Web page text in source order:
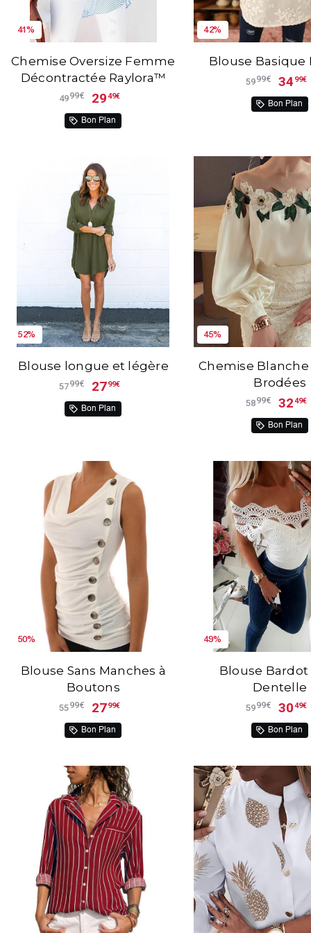
41%
Chemise Oversize Femme
Décontractée Raylora™
4999€ 2949€
Bon Plan
42%
Blouse Basique
5999€ 34 99€
Bon Plan
52%
Blouse longue et légère
5799€ 2799€
Bon Plan
45%
Chemise Blanche
Brodées
5899€ 3249€
Bon Plan
50%
Blouse Sans Manches à
Boutons
5599€ 2799€
Bon Plan
49%
Blouse Bardot
Dentelle
5999€ 3049€
Bon Plan